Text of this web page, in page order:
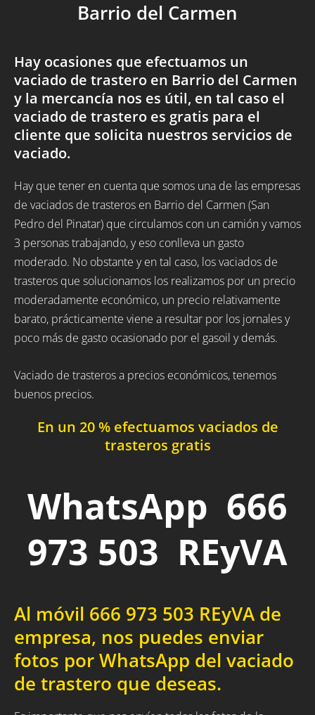
Barrio del Carmen
Hay ocasiones que efectuamos un
vaciado de trastero en Barrio del Carmen
y la mercancía nos es útil, en tal caso el
vaciado de trastero es gratis para el
cliente que solicita nuestros servicios de
vaciado.
Hay que tener en cuenta que somos una de las empresas
de vaciados de trasteros en Barrio del Carmen (San
Pedro del Pinatar) que circulamos con un camión y vamos
3 personas trabajando, y eso conlleva un gasto
moderado. No obstante y en tal caso, los vaciados de
trasteros que solucionamos los realizamos por un precio
moderadamente económico, un precio relativamente
barato, prácticamente viene a resultar por los jornales y
poco más de gasto ocasionado por el gasoil y demás.
Vaciado de trasteros a precios económicos, tenemos
buenos precios.
En un 20 % efectuamos vaciados de
trasteros gratis
WhatsApp 666
973 503 REyVA
Al móvil 666 973 503 REyVA de
empresa, nos puedes enviar
fotos por WhatsApp del vaciado
de trastero que deseas.